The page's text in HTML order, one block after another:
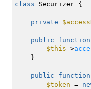
class Securizer {
private
public function
$this ->
}
public function
$token =